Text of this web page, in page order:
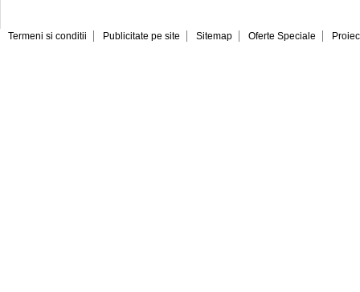
Termeni si conditii Publicitate pe site Sitemap Oferte Speciale